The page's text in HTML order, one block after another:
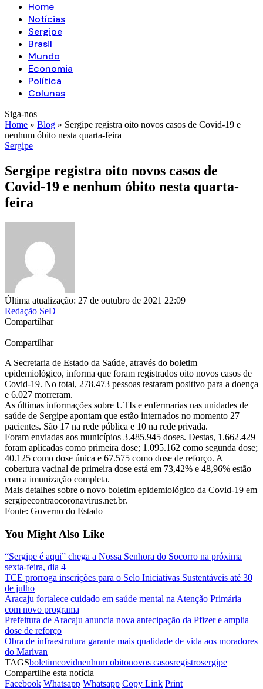
Home
Notícias
Sergipe
Brasil
Mundo
Economia
Política
Colunas
Siga-nos
Home » Blog » Sergipe registra oito novos casos de Covid-19 e
nenhum óbito nesta quarta-feira
Sergipe
Sergipe registra oito novos casos de
Covid-19 e nenhum óbito nesta quarta-
feira
Última atualização: 27 de outubro de 2021 22:09
Redação SeD
Compartilhar
Compartilhar
A Secretaria de Estado da Saúde, através do boletim
epidemiológico, informa que foram registrados oito novos casos de
Covid-19. No total, 278.473 pessoas testaram positivo para a doença
e 6.027 morreram.
As últimas informações sobre UTIs e enfermarias nas unidades de
saúde de Sergipe apontam que estão internados no momento 27
pacientes. São 17 na rede pública e 10 na rede privada.
Foram enviadas aos municípios 3.485.945 doses. Destas, 1.662.429
foram aplicadas como primeira dose; 1.095.162 como segunda dose;
40.125 como dose única e 67.575 como dose de reforço. A
cobertura vacinal de primeira dose está em 73,42% e 48,96% estão
com a imunização completa.
Mais detalhes sobre o novo boletim epidemiológico da Covid-19 em
sergipecontraocoronavirus.net.br.
Fonte: Governo do Estado
You Might Also Like
“Sergipe é aqui” chega a Nossa Senhora do Socorro na próxima
sexta-feira, dia 4
TCE prorroga inscrições para o Selo Iniciativas Sustentáveis até 30
de julho
Aracaju fortalece cuidado em saúde mental na Atenção Primária
com novo programa
Prefeitura de Aracaju anuncia nova antecipação da Pfizer e amplia
dose de reforço
Obra de infraestrutura garante mais qualidade de vida aos moradores
do Marivan
TAGSboletimcovidnenhum obitonovos casosregistrosergipe
Compartilhe esta notícia
Facebook Whatsapp Whatsapp Copy Link Print